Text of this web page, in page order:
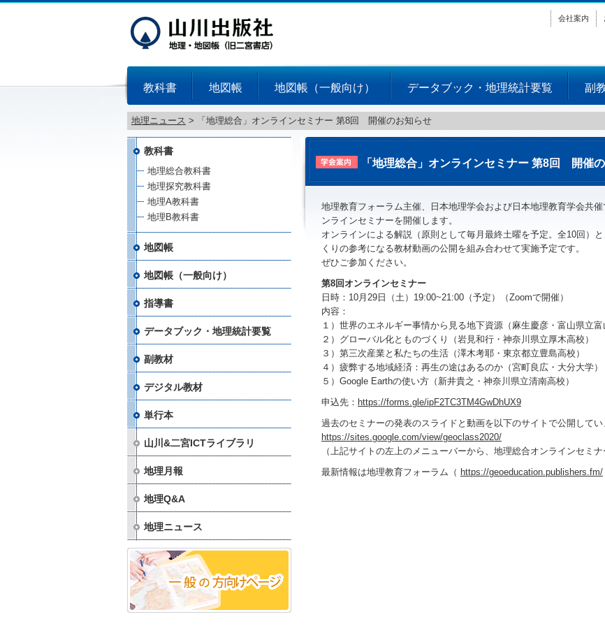
教科書 地図帳 地図帳（一般向け） データブック・地理統計要覧 副
会社案内
地理ニュース > 「地理総合」オンラインセミナー 第8回 開催のお知らせ
「地理総合」オンラインセミナー 第8回 開催
地理教育フォーラム主催、日本地理学会および日本地理教育学会共
ンラインセミナーを開催します。
オンラインによる解説（原則として毎月最終土曜を予定。全10回）
くりの参考になる教材動画の公開を組み合わせて実施予定です。
ぜひご参加ください。
第8回オンラインセミナー
日時：10月29日（土）19:00~21:00（予定）（Zoomで開催）
内容：
１）世界のエネルギー事情から見る地下資源（麻生慶彦・富山県立富
２）グローバル化とものづくり（岩見和行・神奈川県立厚木高校）
３）第三次産業と私たちの生活（澤木考耶・東京都立豊島高校）
４）疲弊する地域経済：再生の途はあるのか（宮町良広・大分大学）
５）Google Earthの使い方（新井貴之・神奈川県立清南高校）
申込先： https://forms.gle/ipF2TC3TM4GwDhUX9
過去のセミナーの発表のスライドと動画を以下のサイトで公開してい
https://sites.google.com/view/geoclass2020/
（上記サイトの左上のメニューバーから、地理総合オンラインセミナ
最新情報は地理教育フォーラム（ https://geoeducation.publishers.fm/
教科書
地理総合教科書
地理探究教科書
地理A教科書
地理B教科書
地図帳
地図帳（一般向け）
指導書
データブック・地理統計要覧
副教材
デジタル教材
単行本
山川&二宮ICTライブラリ
地理月報
地理Q&A
地理ニュース